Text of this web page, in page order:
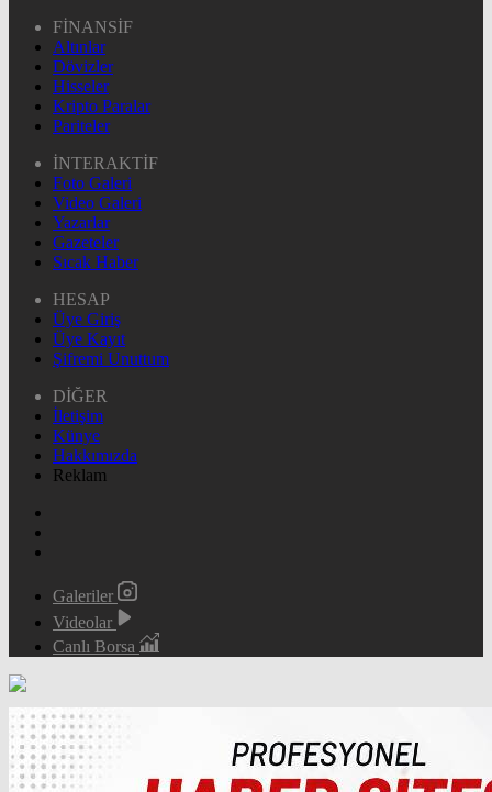
FİNANSİF
Altınlar
Dövizler
Hisseler
Kripto Paralar
Pariteler
İNTERAKTİF
Foto Galeri
Video Galeri
Yazarlar
Gazeteler
Sıcak Haber
HESAP
Üye Giriş
Üye Kayıt
Şifremi Unuttum
DİĞER
İletişim
Künye
Hakkımızda
Reklam
Galeriler
Videolar
Canlı Borsa